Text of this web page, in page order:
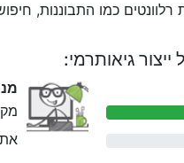
כמו התבוננות,
גיאותרמי: